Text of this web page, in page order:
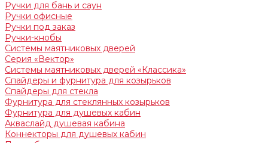
Ручки для бань и саун
Ручки офисные
Ручки под заказ
Ручки-кнобы
Системы маятниковых дверей
Серия «Вектор»
Системы маятниковых дверей «Классика»
Спайдеры и фурнитура для козырьков
Спайдеры для стекла
Фурнитура для стеклянных козырьков
Фурнитура для душевых кабин
Акваслайд душевая кабина
Коннекторы для душевых кабин